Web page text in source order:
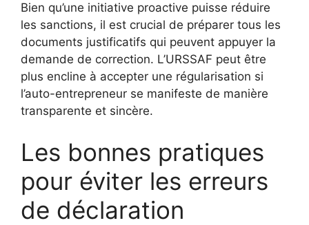
Bien qu’une initiative proactive puisse réduire
les sanctions, il est crucial de préparer tous les
documents justificatifs qui peuvent appuyer la
demande de correction. L’URSSAF peut être
plus encline à accepter une régularisation si
l’auto-entrepreneur se manifeste de manière
transparente et sincère.
Les bonnes pratiques
pour éviter les erreurs
de déclaration